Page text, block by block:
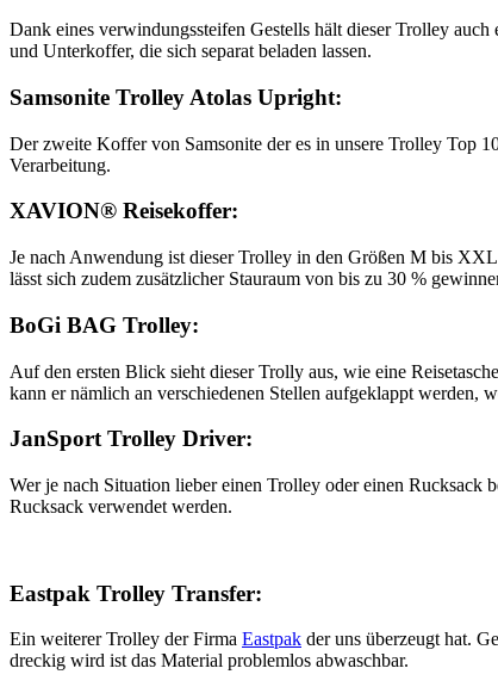
Dank eines verwindungssteifen Gestells hält dieser Trolley
und Unterkoffer, die sich separat beladen lassen.
Samsonite Trolley Atolas Upright:
Der zweite Koffer von Samsonite der es in unsere Trolley Top
Verarbeitung.
XAVION® Reisekoffer:
Je nach Anwendung ist dieser Trolley in den Größen M bis
lässt sich zudem zusätzlicher Stauraum von bis zu 30 %
BoGi BAG Trolley:
Auf den ersten Blick sieht dieser Trolly aus, wie eine
kann er nämlich an verschiedenen Stellen aufgeklappt werden,
JanSport Trolley Driver:
Wer je nach Situation lieber einen Trolley oder einen Rucksack
Rucksack verwendet werden.
Eastpak Trolley Transfer:
Ein weiterer Trolley der Firma Eastpak der uns überzeugt hat.
dreckig wird ist das Material problemlos abwaschbar.